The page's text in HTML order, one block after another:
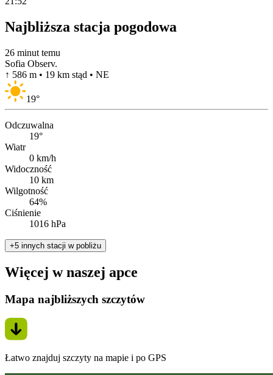
Najbliższa stacja pogodowa
26 minut temu
Sofia Observ.
↑ 586 m • 19 km stąd • NE
19°
Odczuwalna
19°
Wiatr
0 km/h
Widoczność
10 km
Wilgotność
64%
Ciśnienie
1016 hPa
+5 innych stacji w pobliżu
Więcej w naszej apce
Mapa najbliższych szczytów
Łatwo znajduj szczyty na mapie i po GPS